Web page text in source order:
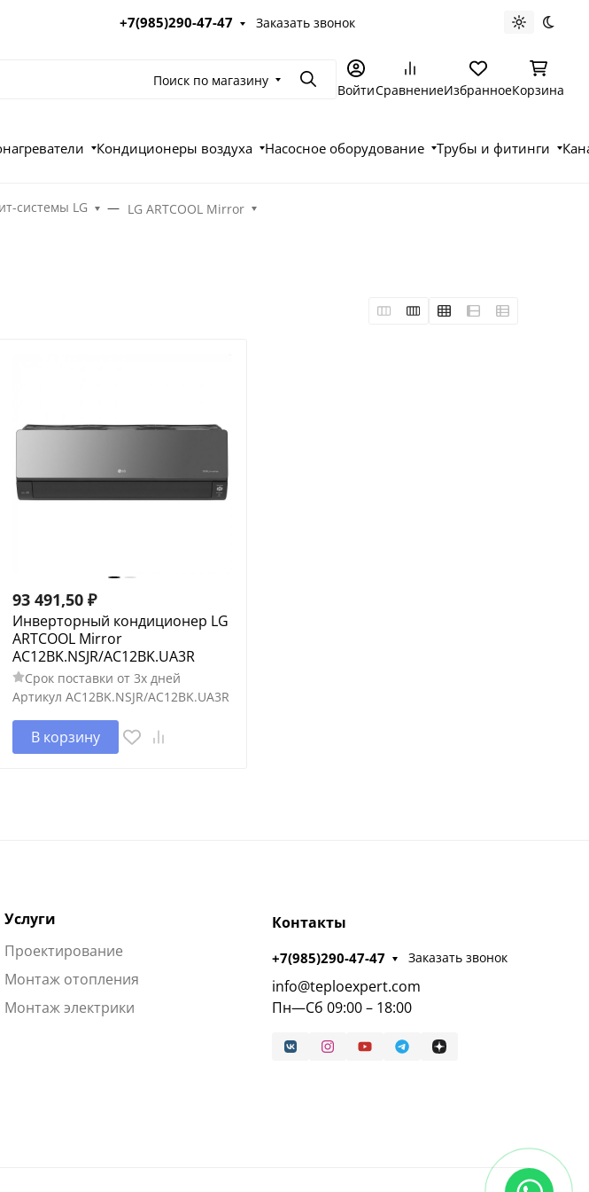
+7(985)290-47-47 Заказать звонок Светлая
Поиск по магазину ПоискВойтиСравнениеИзбранноеКорзина
Кондиционеры воздуха Насосное оборудование Трубы и фитинги
системы LG LG ARTCOOL Mirror
93 491,50 ₽
Инверторный кондиционер LG
ARTCOOL Mirror
AC12BK.NSJR/AC12BK.UA3R
Срок поставки от 3х дней
Артикул AC12BK.NSJR/AC12BK.UA3R
В корзину
Услуги
Проектирование
Монтаж отопления
Монтаж электрики
Контакты
+7(985)290-47-47 Заказать звонок
info@teploexpert.com
Пн—Сб 09:00 – 18:00